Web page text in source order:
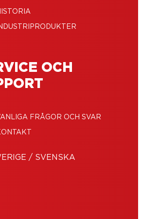
OCH
FRÅGOR OCH SVAR
/ SVENSKA